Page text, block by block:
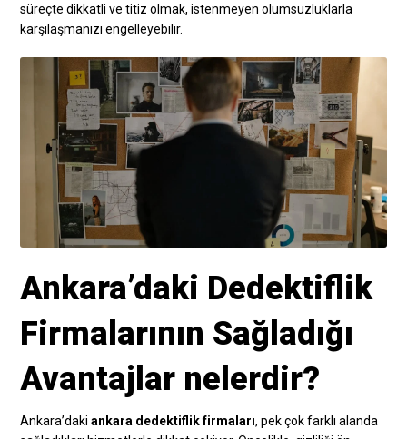
süreçte dikkatli ve titiz olmak, istenmeyen olumsuzluklarla
karşılaşmanızı engelleyebilir.
Ankara’daki Dedektiflik
Firmalarının Sağladığı
Avantajlar nelerdir?
Ankara’dakiankara dedektiflik firmaları, pek çok farklı alanda